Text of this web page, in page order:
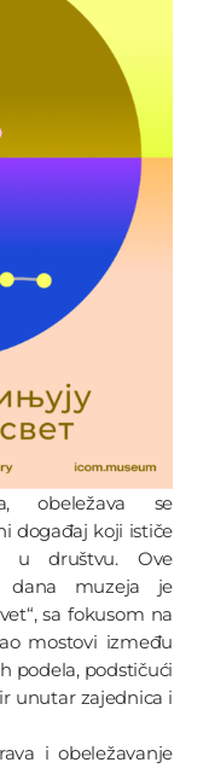
obeležava se
događaj koji ističe
u društvu. Ove
dana muzeja je
sa fokusom na
mostovi između
podela, podstičući
unutar zajednica i
i obeležavanje